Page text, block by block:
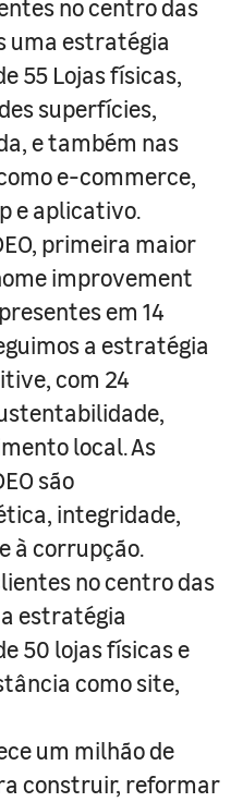
no centro das
uma estratégia
55 Lojas físicas,
superfícies,
e também nas
e-commerce,
e aplicativo.
primeira maior
improvement
em 14
a estratégia
com 24
local. As
são
integridade,
à corrupção.
no centro das
estratégia
50 lojas físicas e
como site,
um milhão de
construir, reformar